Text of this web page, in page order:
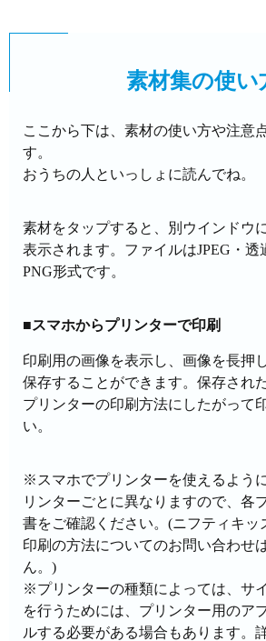
素材集の使い
ここから下は、素材の使い方や注意
す。
おうちの人といっしょに読んでね。
素材をタップすると、別ウインドウ
表示されます。ファイルはJPEG・透
PNG形式です。
■スマホからプリンターで印刷
印刷用の画像を表示し、画像を長押
保存することができます。保存され
プリンターの印刷方法にしたがって
い。
※スマホでプリンターを使えるよう
リンターごとに異なりますので、各
書をご確認ください。(ニフティキッ
印刷の方法についてのお問い合わせ
ん。)
※プリンターの種類によっては、サ
を行うためには、プリンター用のア
ルする必要がある場合もあります。